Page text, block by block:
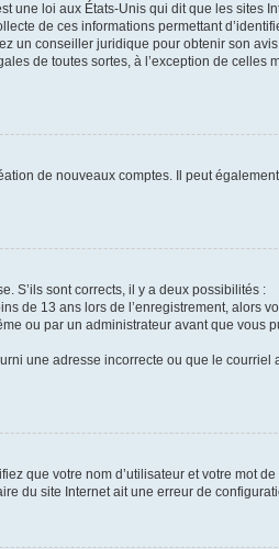
une loi aux États-Unis qui dit que les sites
de ces informations permettant
un conseiller juridique pour obtenir son
de toutes sortes, à l’exception de
de nouveaux comptes. Il peut
S’ils sont corrects, il y a deux possibilités :
de 13 ans lors de l’enregistrement,
ou par un administrateur avant que vous
une adresse incorrecte ou que le
que votre nom d’utilisateur et votre mot
du site Internet ait une erreur de